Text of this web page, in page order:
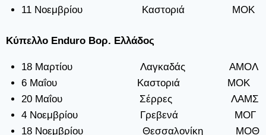
11 Νοεμβρίου Καστοριά ΜΟΚ
Κύπελλο Enduro Βορ. Ελλάδος
18 Μαρτίου Λαγκαδάς ΑΜΟΛ
6 Μαΐου Καστοριά ΜΟΚ
20 Μαΐου Σέρρες ΛΑΜΣ
4 Νοεμβρίου Γρεβενά ΜΟΓ
18 Νοεμβρίου Θεσσαλονίκη ΜΟΘ